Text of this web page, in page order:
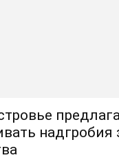
надгробия